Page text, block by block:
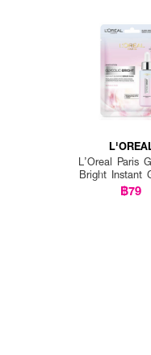
L’Oreal Paris
Bright Instant
Serum
฿79